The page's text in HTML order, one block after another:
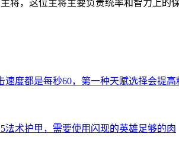
将，这位主将主要负责统率和智力上的
速度都是每秒60，第一种天赋选择会提高
法术护甲，需要使用闪现的英雄足够的肉